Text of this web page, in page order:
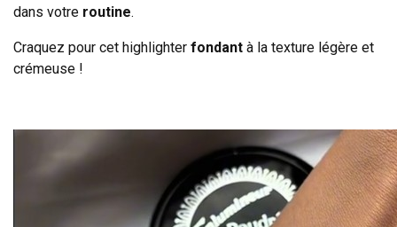
dans votre routine.
Craquez pour cet highlighter fondant à la texture légère et
crémeuse !